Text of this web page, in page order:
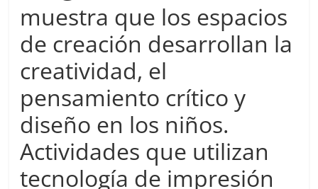
Conocimiento
Learn
Do
more.
Be
more.
muestra que los espacios
de creación desarrollan la
creatividad, el
pensamiento crítico y
diseño en los niños.
Actividades que utilizan
tecnología de impresión